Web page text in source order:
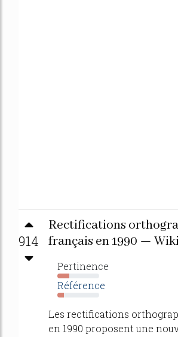
914
Rectifications
français en 1990 —
Pertinence
28%
Référence
16%
Les rectifications
en 1990 proposent une